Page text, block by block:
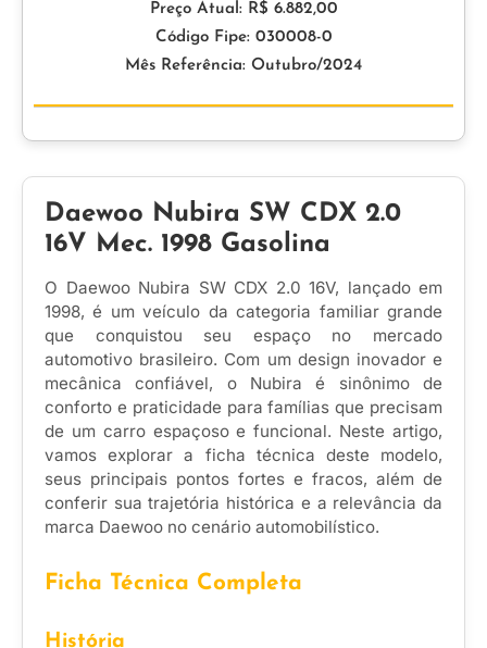
Preço Atual: R$ 6.882,00
Código Fipe: 030008-0
Mês Referência: Outubro/2024
Daewoo Nubira SW CDX 2.0
16V Mec. 1998 Gasolina
O Daewoo Nubira SW CDX 2.0 16V, lançado em
1998, é um veículo da categoria familiar grande
que conquistou seu espaço no mercado
automotivo brasileiro. Com um design inovador e
mecânica confiável, o Nubira é sinônimo de
conforto e praticidade para famílias que precisam
de um carro espaçoso e funcional. Neste artigo,
vamos explorar a ficha técnica deste modelo,
seus principais pontos fortes e fracos, além de
conferir sua trajetória histórica e a relevância da
marca Daewoo no cenário automobilístico.
Ficha Técnica Completa
História